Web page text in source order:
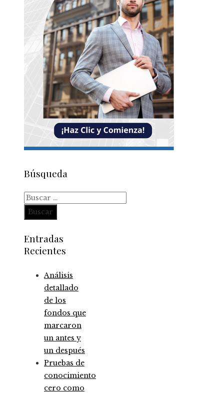
Búsqueda
Buscar:
Entradas
Recientes
Análisis
detallado
de los
fondos que
marcaron
un antes y
un después
Pruebas de
conocimiento
cero como